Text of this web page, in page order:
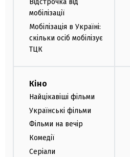
Відстрочка від
мобілізації
Мобілізація в Україні:
скільки осіб мобілізує
ТЦК
Кіно
Найцікавіші фільми
Українські фільми
Фільми на вечір
Комедії
Серіали